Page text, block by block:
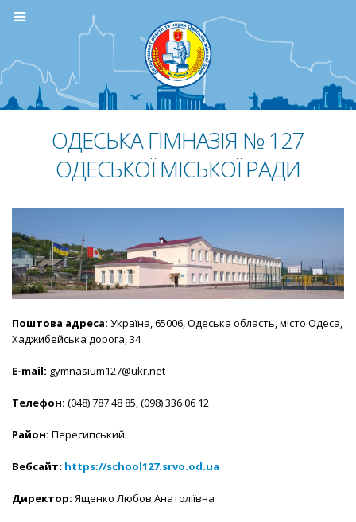
ОДЕСЬКА ГІМНАЗІЯ № 127
ОДЕСЬКОЇ МІСЬКОЇ РАДИ
Поштова адреса: Україна, 65006, Одеська область, місто Одеса,
Хаджибейська дорога, 34
E-mail: gymnasium127@ukr.net
Телефон: (048) 787 48 85, (098) 336 06 12
Район: Пересипський
Вебсайт: https://school127.srvo.od.ua
Директор: Ященко Любов Анатоліївна